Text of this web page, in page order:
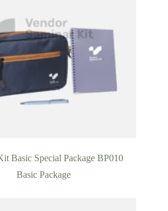
Basic Special Package BP010
Basic Package